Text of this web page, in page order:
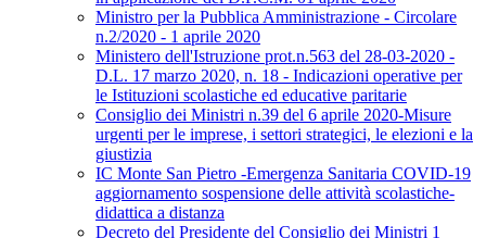
Ministro per la Pubblica Amministrazione - Circolare
n.2/2020 - 1 aprile 2020
Ministero dell'Istruzione prot.n.563 del 28-03-2020 -
D.L. 17 marzo 2020, n. 18 - Indicazioni operative per
le Istituzioni scolastiche ed educative paritarie
Consiglio dei Ministri n.39 del 6 aprile 2020-Misure
urgenti per le imprese, i settori strategici, le elezioni e la
giustizia
IC Monte San Pietro -Emergenza Sanitaria COVID-19
aggiornamento sospensione delle attività scolastiche-
didattica a distanza
Decreto del Presidente del Consiglio dei Ministri 1